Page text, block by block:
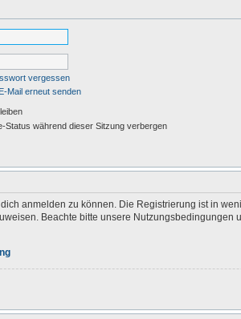
vergessen
Mail erneut senden
Status während dieser Sitzung verbergen
anmelden zu können. Die Registrierung ist in
Beachte bitte unsere